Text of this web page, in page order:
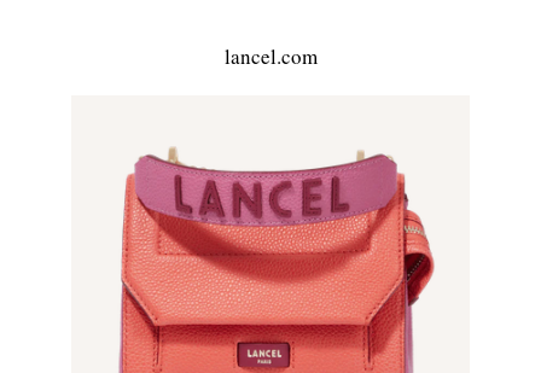
lancel.com